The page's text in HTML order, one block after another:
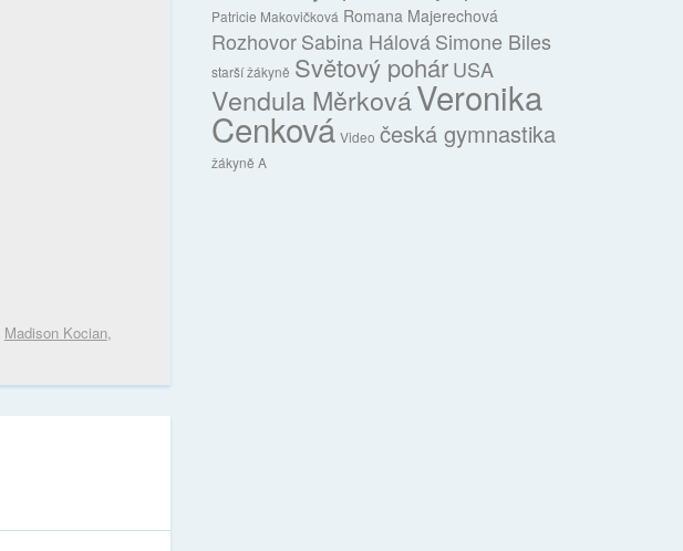
Madison Kocian,
Patricie Makovičková Romana Majerechová
RozhovorSabina HálováSimone Biles
starší žákyně Světový pohárUSA
Vendula MěrkováVeronika
Cenková Video česká gymnastika
žákyně A